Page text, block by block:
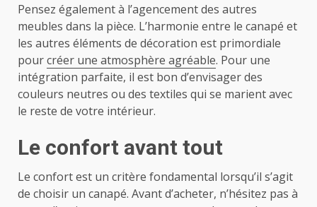
Pensez également à l’agencement des autres
meubles dans la pièce. L’harmonie entre le canapé et
les autres éléments de décoration est primordiale
pourcréer une atmosphère agréable. Pour une
intégration parfaite, il est bon d’envisager des
couleurs neutres ou des textiles qui se marient avec
le reste de votre intérieur.
Le confort avant tout
Le confort est un critère fondamental lorsqu’il s’agit
de choisir un canapé. Avant d’acheter, n’hésitez pas à